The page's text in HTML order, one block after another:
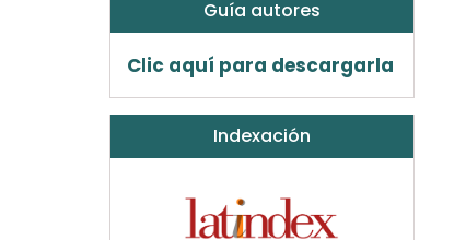
Guía autores
Clic aquí para descargarla
Indexación